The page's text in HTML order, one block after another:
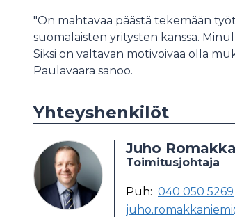
"On mahtavaa päästä tekemään
suomalaisten yritysten kanssa.
Siksi on valtavan motivoivaa olla
Paulavaara sanoo.
Yhteyshenkilöt
Juho
Toimitusjohtaja
Puh: 040 050 5269